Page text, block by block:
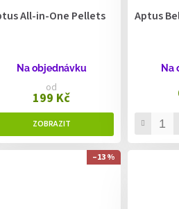
All-in-One Pellets
Na objednávku
od
199 Kč
Aptus
Na
–13 %